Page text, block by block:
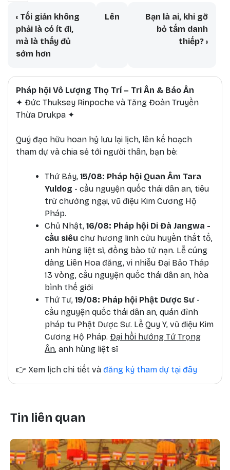
Book traversal links for Bi – Trí –
‹ Tối giản không
phải là có ít đi,
mà là thấy đủ
sớm hơn
Lên
Bạn là ai, khi gỡ
bỏ tấm danh
thiếp?›
Pháp hội Vô Lượng Thọ Trí – Tri Ân & Báo Ân
✦ Đức Thuksey Rinpoche và Tăng Đoàn Truyền
Thừa Drukpa ✦
Quý đạo hữu hoan hỷ lưu lại lịch, lên kế hoạch
tham dự và chia sẻ tới người thân, bạn bè:
Thứ Bảy, 15/08: Pháp hội Quan Âm Tara
Yuldog - cầu nguyện quốc thái dân an, tiêu
trừ chướng ngại, vũ điệu Kim Cương Hộ
Pháp.
Chủ Nhật, 16/08: Pháp hội Di Đà Jangwa -
cầu siêu chư hương linh cửu huyền thất tổ,
anh hùng liệt sĩ, đồng bào tử nạn. Lễ cúng
dàng Liên Hoa đăng, vi nhiễu Đại Bảo Tháp
13 vòng, cầu nguyện quốc thái dân an, hòa
bình thế giới
Thứ Tư, 19/08: Pháp hội Phật Dược Sư -
cầu nguyện quốc thái dân an, quán đỉnh
pháp tu Phật Dược Sư. Lễ Quy Y, vũ điệu Kim
Cương Hộ Pháp. Đại hồi hướng Tứ Trọng
Ân, anh hùng liệt sĩ
👉 Xem lịch chi tiết và đăng ký tham dự tại đây
Tin liên quan